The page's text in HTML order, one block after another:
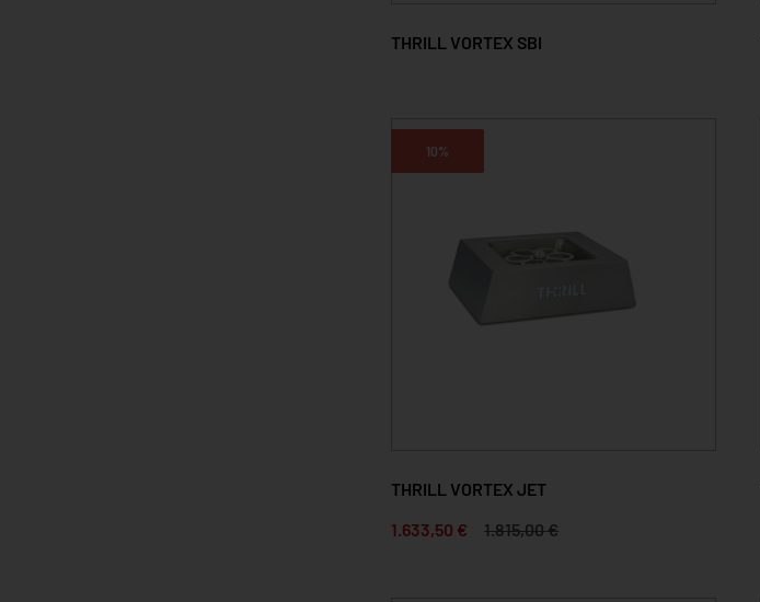
THRILL VORTEX SBI
10%
THRILL VORTEX JET
1.633,50 €
1.815,00 €